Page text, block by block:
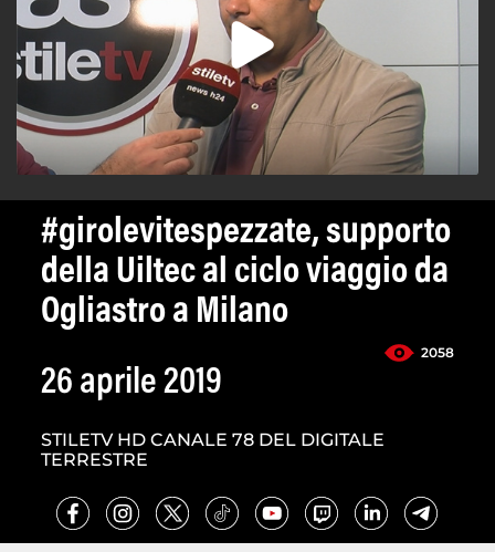
#girolevitespezzate, supporto
della Uiltec al ciclo viaggio da
Ogliastro a Milano
2058
26 aprile 2019
STILETV HD CANALE 78 DEL DIGITALE
TERRESTRE